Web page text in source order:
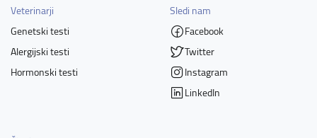
Veterinarji
Genetski testi
Alergijski testi
Hormonski testi
Sledi nam
Facebook
Twitter
Instagram
LinkedIn